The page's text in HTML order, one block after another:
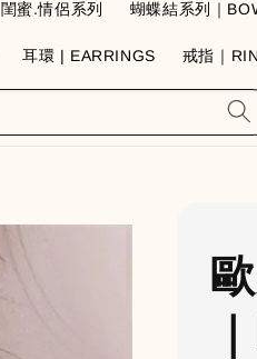
閨蜜.情侶系列 蝴蝶結系列｜
耳環 | EARRINGS 戒指｜